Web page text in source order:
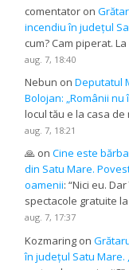
comentator on
incendiu în județul
cum? Cam piperat.
aug. 7, 18:40
Nebun onDeputatul
Bolojan: „Românii
locul tău e la casa
aug. 7, 18:21
🙏 onCine este
din Satu Mare.
oamenii: “Nici eu.
spectacole gratuite
aug. 7, 17:37
Kozmaring on
în județul Satu Mare.